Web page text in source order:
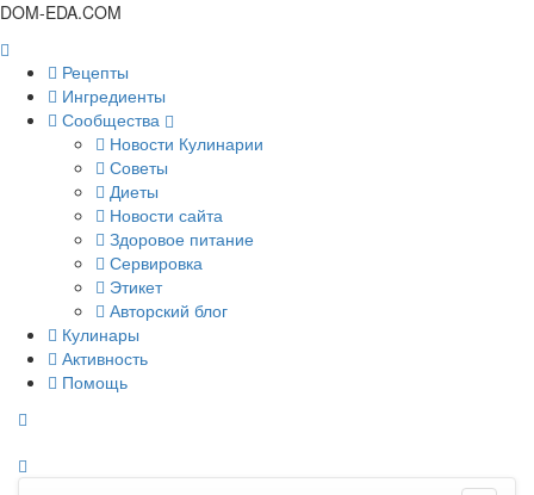
DOM-EDA.COM
Рецепты
Ингредиенты
Сообщества
Новости Кулинарии
Советы
Диеты
Новости сайта
Здоровое питание
Сервировка
Этикет
Авторский блог
Кулинары
Активность
Помощь